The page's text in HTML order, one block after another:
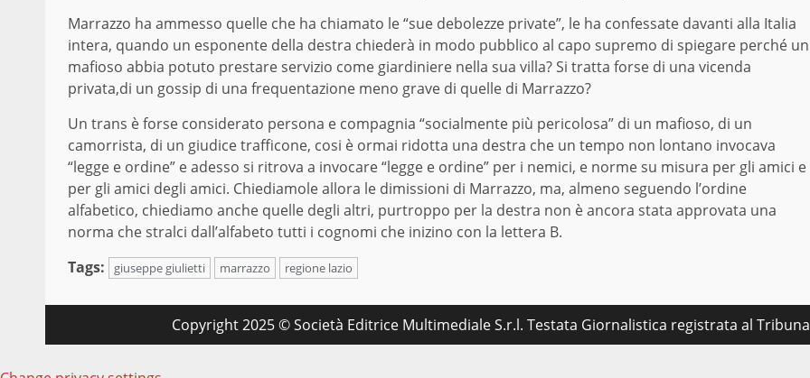
Marrazzo ha ammesso quelle che ha chiamato le “sue debolezze private”, le ha confessate davanti alla Italia
intera, quando un esponente della destra chiederà in modo pubblico al capo supremo di spiegare perché un
mafioso abbia potuto prestare servizio come giardiniere nella sua villa? Si tratta forse di una vicenda
privata,di un gossip di una frequentazione meno grave di quelle di Marrazzo?
Un trans è forse considerato persona e compagnia “socialmente più pericolosa” di un mafioso, di un
camorrista, di un giudice trafficone, cosi è ormai ridotta una destra che un tempo non lontano invocava
“legge e ordine” e adesso si ritrova a invocare “legge e ordine” per i nemici, e norme su misura per gli amici e
per gli amici degli amici. Chiediamole allora le dimissioni di Marrazzo, ma, almeno seguendo l’ordine
alfabetico, chiediamo anche quelle degli altri, purtroppo per la destra non è ancora stata approvata una
norma che stralci dall’alfabeto tutti i cognomi che inizino con la lettera B.
Tags:
giuseppe giulietti marrazzo regione lazio
Copyright 2025 © Società Editrice Multimediale S.r.l. Testata Giornalistica registrata al